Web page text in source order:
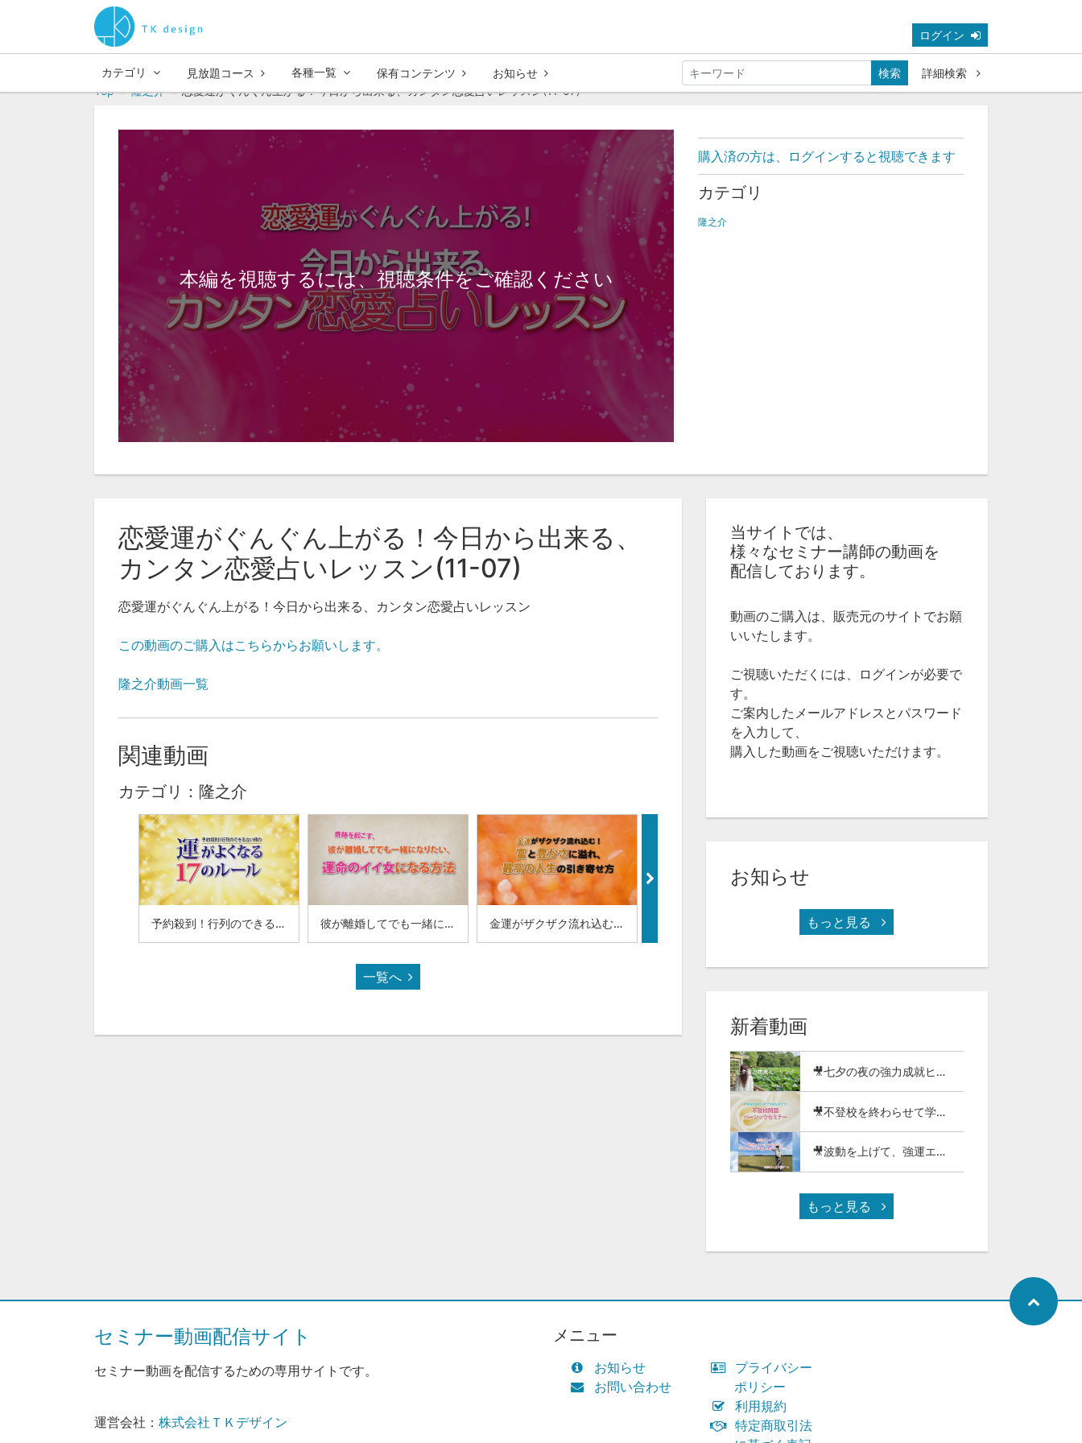
ログイン
カテゴリ 見放題コース 各種一覧 保有コンテンツ お知らせ 検索
詳細検索
Top
隆之介 恋愛運がぐんぐん上がる！今日から出来る、カンタン恋愛占いレッスン(11-07)
本編を視聴するには、視聴条件をご確認ください
購入済の方は、ログインすると視聴できます
カテゴリ
隆之介
恋愛運がぐんぐん上がる！今日から出来る、
カンタン恋愛占いレッスン(11-07)
恋愛運がぐんぐん上がる！今日から出来る、カンタン恋愛占いレッスン
この動画のご購入はこちらからお願いします。
隆之介動画一覧
関連動画
カテゴリ：隆之介
予約殺到！行列のできる占い師の運がよくなる17のルール(11-15) 彼が離婚してでも一緒になりたい、運命のイイ女になる方法(11-14) 金運がザクザク流れ込む！富と豊かさに溢れ最高の人生の引き寄せ方(11-12)
一覧へ
当サイトでは、
様々なセミナー講師の動画を
配信しております。
動画のご購入は、販売元のサイトでお願
いいたします。
ご視聴いただくには、ログインが必要で
す。
ご案内したメールアドレスとパスワード
を入力して、
購入した動画をご視聴いただけます。
お知らせ
もっと見る
新着動画
🎥七夕の夜の強力成就ヒーリング2026（97-27）
🎥不登校を終わらせて学校に戻そう!不登校問題ベーシックセミナー（116-01）
🎥波動を上げて、強運エネルギーの波に乗り幸せになるエネルギーワーク2025（97-26）
もっと見る
セミナー動画配信サイト
セミナー動画を配信するための専用サイトです。
運営会社： 株式会社ＴＫデザイン
メニュー
お知らせ
お問い合わせ
プライバシー
ポリシー
利用規約
特定商取引法